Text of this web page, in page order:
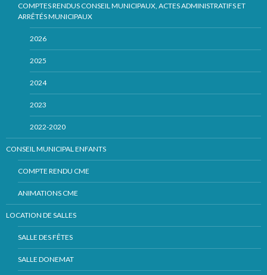
COMPTES RENDUS CONSEIL MUNICIPAUX, ACTES ADMINISTRATIFS ET
ARRÊTÉS MUNICIPAUX
2026
2025
2024
2023
2022-2020
CONSEIL MUNICIPAL ENFANTS
COMPTE RENDU CME
ANIMATIONS CME
LOCATION DE SALLES
SALLE DES FÊTES
SALLE DONEMAT